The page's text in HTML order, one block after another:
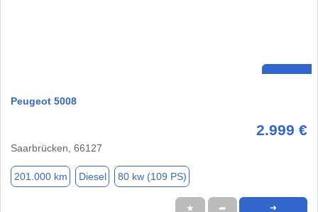
Peugeot 5008
2.999 €
Saarbrücken, 66127
201.000 km Diesel 80 kw (109 PS)
★ ➦ ➜